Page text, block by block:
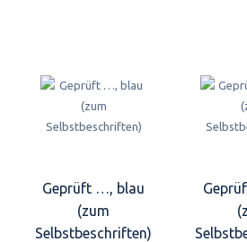
Geprüft …, blau
(zum
Selbstbeschriften)